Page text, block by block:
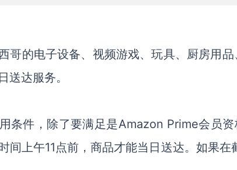
哥的电子设备、视频游戏、玩具、厨房用
送达服务。
条件，除了要满足是Amazon Prime会员
间上午11点前，商品才能当日送达。如果